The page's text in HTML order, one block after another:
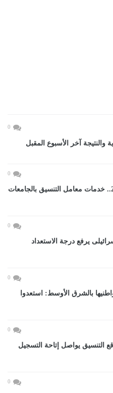
0
والنتيجة آخر الأسبوع المقبل
0
تنسيق المرحلة الأولى 2026.. خدمات معامل التنسيق بالجامعات
0
يرفع درجة الاستعداد
0
بالشرق الأوسط: استعدوا
0
2026.. موقع التنسيق يواصل إتاحة التسجيل
0